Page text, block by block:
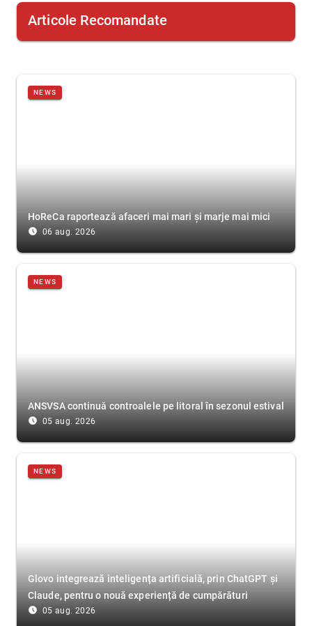
Articole Recomandate
NEWS
HoReCa raportează afaceri mai mari și marje mai mici
access_time_filled 06 aug. 2026
NEWS
ANSVSA continuă controalele pe litoral în sezonul estival
access_time_filled 05 aug. 2026
NEWS
Glovo integrează inteligența artificială, prin ChatGPT și
Claude, pentru o nouă experiență de cumpărături
access_time_filled 05 aug. 2026